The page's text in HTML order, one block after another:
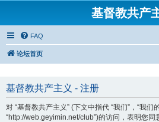
基督教共产
FAQ
论坛首页
基督教共产主义 - 注册
对 “基督教共产主义” (下文中指代 “我们”，“我们
“http://web.geyimin.net/club”)的访问，表明您